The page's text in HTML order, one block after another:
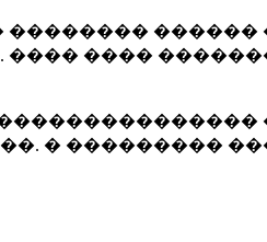
����
� ���������